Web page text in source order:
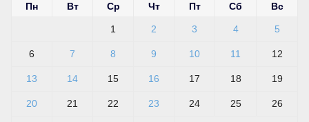
Пн Вт Ср Чт Пт Сб Вс
1 2 3 4 5
6 7 8 9 10 11 12
13 14 15 16 17 18 19
20 21 22 23 24 25 26